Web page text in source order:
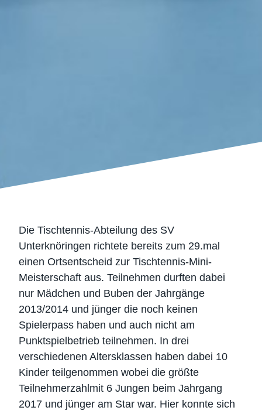
Die Tischtennis-Abteilung des SV
Unterknöringen richtete bereits zum 29.mal
einen Ortsentscheid zur Tischtennis-Mini-
Meisterschaft aus. Teilnehmen durften dabei
nur Mädchen und Buben der Jahrgänge
2013/2014 und jünger die noch keinen
Spielerpass haben und auch nicht am
Punktspielbetrieb teilnehmen. In drei
verschiedenen Altersklassen haben dabei 10
Kinder teilgenommen wobei die größte
Teilnehmerzahlmit 6 Jungen beim Jahrgang
2017 und jünger am Star war. Hier konnte sich